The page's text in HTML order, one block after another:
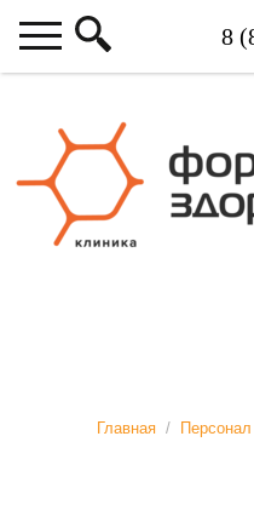
Главная / Персонал